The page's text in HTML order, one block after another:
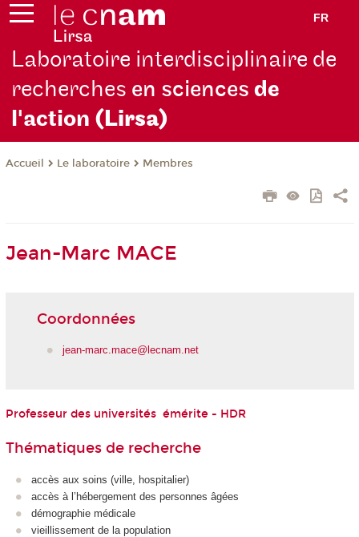
FR
Laboratoire interdisciplinaire de
recherches en sciencesde
l'action (Lirsa)
Accueil Le laboratoire Membres
Jean-Marc MACE
Coordonnées
jean-marc.mace@lecnam.net
Professeur des universités émérite - HDR
Thématiques de recherche
accès aux soins (ville, hospitalier)
accès à l’hébergement des personnes âgées
démographie médicale
vieillissement de la population